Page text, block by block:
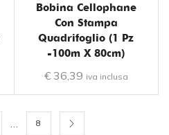
Bobina Cellophane
Con Stampa
Quadrifoglio (1 Pz
-100m X 80cm)
€36,39 iva inclusa
… 8